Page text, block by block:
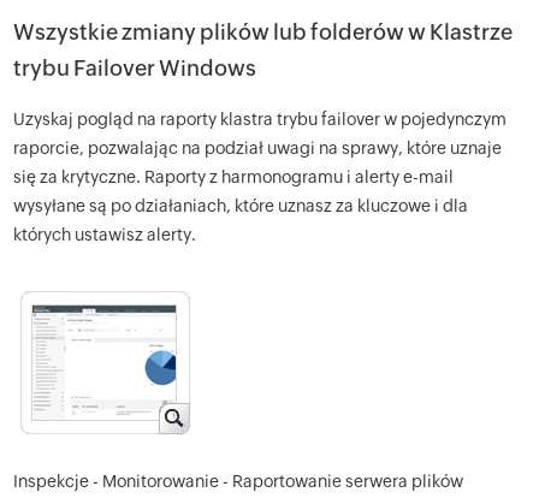
Wszystkie zmiany plików lub folderów w Klastrze
trybu Failover Windows
Uzyskaj pogląd na raporty klastra trybu failover w pojedynczym
raporcie, pozwalając na podział uwagi na sprawy, które uznaje
się za krytyczne. Raporty z harmonogramu i alerty e-mail
wysyłane są po działaniach, które uznasz za kluczowe i dla
których ustawisz alerty.
Inspekcje - Monitorowanie - Raportowanie serwera plików